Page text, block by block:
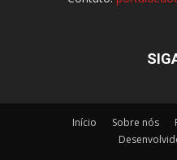
Início Sobre nós